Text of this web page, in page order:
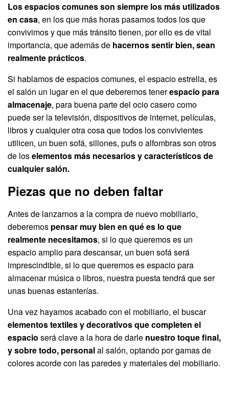
Los espacios comunes son siempre los más utilizados
en casa, en los que más horas pasamos todos los que
convivimos y que más tránsito tienen, por ello es de vital
importancia, que además de hacernos sentir bien, sean
realmente prácticos.
Si hablamos de espacios comunes, el espacio estrella, es
el salón un lugar en el que deberemos tenerespacio para
almacenaje, para buena parte del ocio casero como
puede ser la televisión, dispositivos de internet, películas,
libros y cualquier otra cosa que todos los convivientes
utilicen, un buen sofá, sillones, pufs o alfombras son otros
de loselementos más necesarios y característicos de
cualquier salón.
Piezas que no deben faltar
Antes de lanzarnos a la compra de nuevo mobiliario,
deberemos pensar muy bien en qué es lo que
realmente necesitamos, si lo que queremos es un
espacio amplio para descansar, un buen sofá será
imprescindible, si lo que queremos es espacio para
almacenar música o libros, nuestra puesta tendrá que ser
unas buenas estanterías.
Una vez hayamos acabado con el mobiliario, el buscar
elementos textiles y decorativos que completen el
espacio será clave a la hora de darle nuestro toque final,
y sobre todo, personalal salón, optando por gamas de
colores acorde con las paredes y materiales del mobiliario.